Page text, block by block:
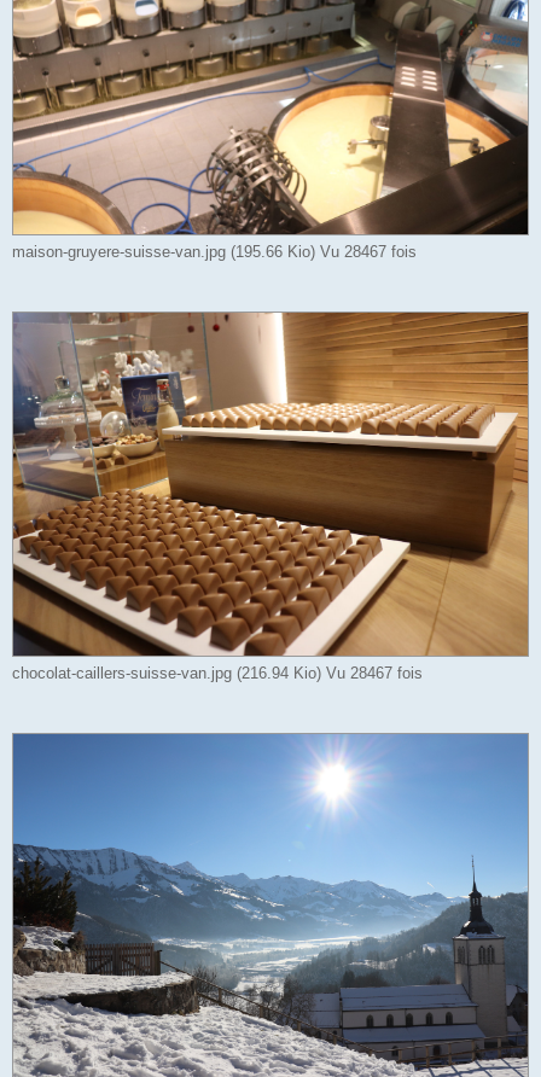
maison-gruyere-suisse-van.jpg (195.66 Kio) Vu 28467 fois
chocolat-caillers-suisse-van.jpg (216.94 Kio) Vu 28467 fois